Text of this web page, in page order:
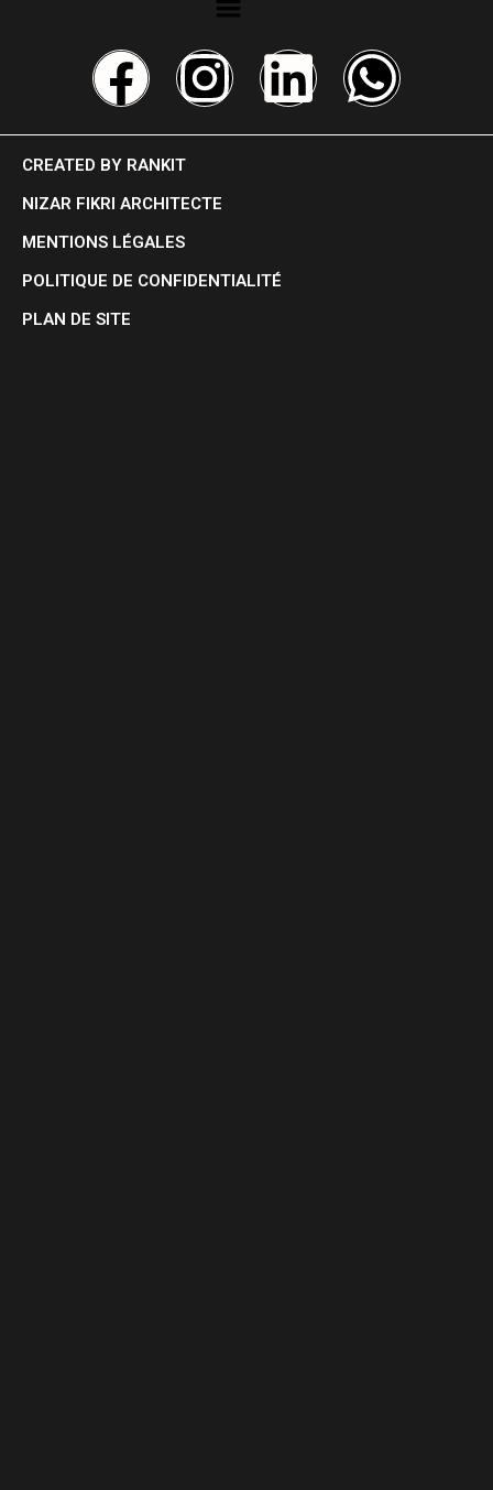
CREATED BY RANKIT
NIZAR FIKRI ARCHITECTE
MENTIONS LÉGALES
POLITIQUE DE CONFIDENTIALITÉ
PLAN DE SITE